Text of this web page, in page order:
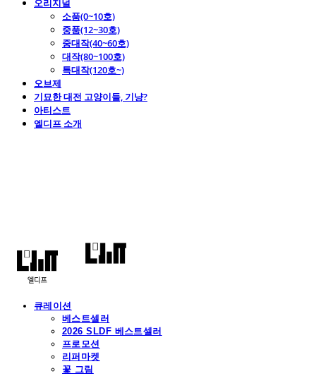
오리지널
소품(0~10호)
중품(12~30호)
중대작(40~60호)
대작(80~100호)
특대작(120호~)
오브제
기묘한 대전 고양이들, 기냥?
아티스트
엘디프 소개
큐레이션
베스트셀러
2026 SLDF 베스트셀러
프로모션
리퍼마켓
꽃 그림